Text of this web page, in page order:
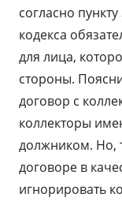
согласно
кодекса
для лица,
стороны.
договор с
коллекторы
должником. Но,
договоре в
игнорировать